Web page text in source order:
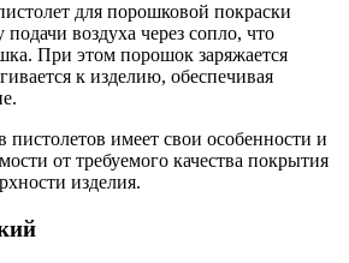
для порошковой покраски
воздуха через сопло, что
При этом порошок заряжается
к изделию, обеспечивая
имеет свои особенности и
от требуемого качества покрытия
изделия.